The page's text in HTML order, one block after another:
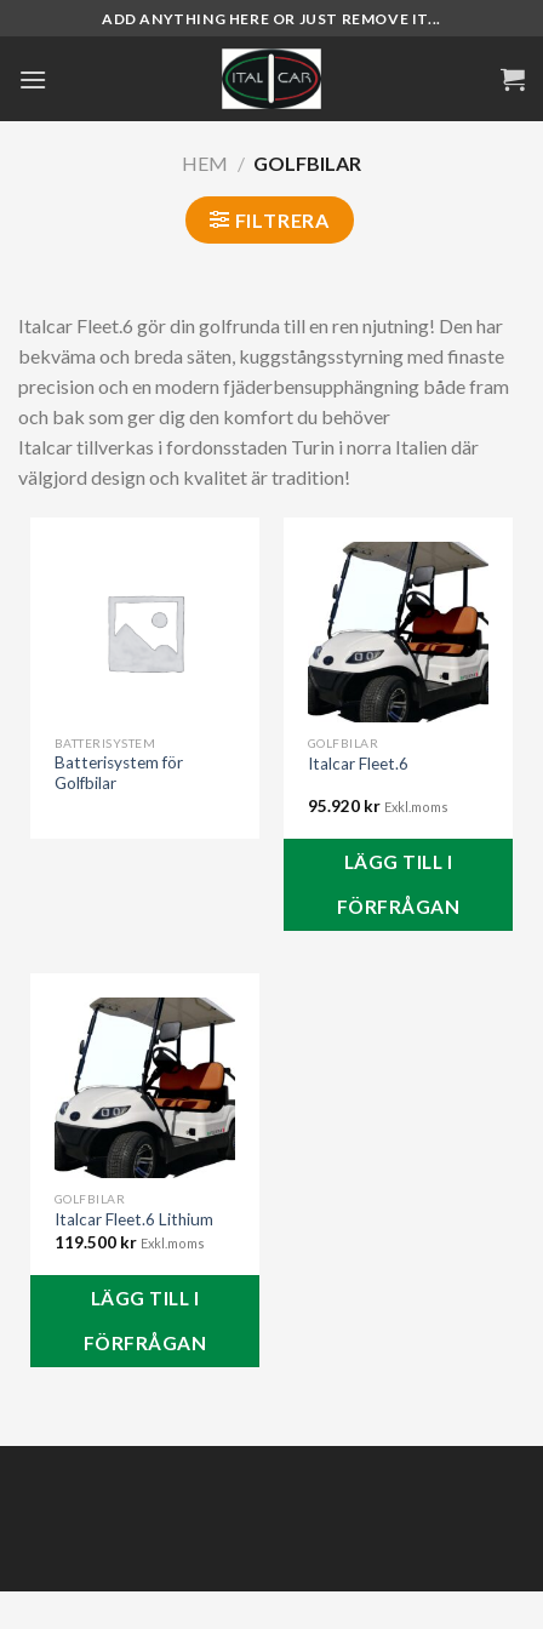
content
ADD ANYTHING HERE OR JUST REMOVE IT...
HEM / GOLFBILAR
FILTRERA
Italcar Fleet.6 gör din golfrunda till en ren njutning! Den har
bekväma och breda säten, kuggstångsstyrning med finaste
precision och en modern fjäderbensupphängning både fram
och bak som ger dig den komfort du behöver
Italcar tillverkas i fordonsstaden Turin i norra Italien där
välgjord design och kvalitet är tradition!
BATTERISYSTEM
Batterisystem för
Golfbilar
GOLFBILAR
Italcar Fleet.6
95.920 kr Exkl.moms
LÄGG TILL I
FÖRFRÅGAN
GOLFBILAR
Italcar Fleet.6 Lithium
119.500 kr Exkl.moms
LÄGG TILL I
FÖRFRÅGAN